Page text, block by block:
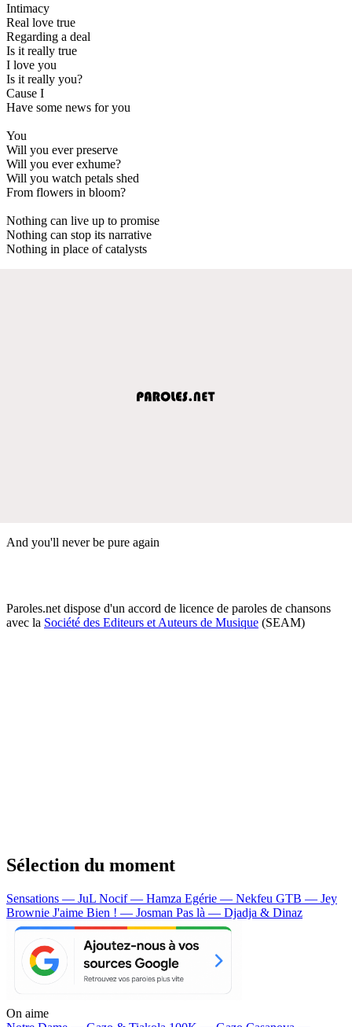
Intimacy
Real love true
Regarding a deal
Is it really true
I love you
Is it really you?
Cause I
Have some news for you
You
Will you ever preserve
Will you ever exhume?
Will you watch petals shed
From flowers in bloom?
Nothing can live up to promise
Nothing can stop its narrative
Nothing in place of catalysts
And you'll never be pure again
Paroles.net dispose d'un accord de licence de paroles de chansons
avec la Société des Editeurs et Auteurs de Musique (SEAM)
Sélection du moment
Sensations — JuL Nocif — Hamza Egérie — Nekfeu GTB — Jey
Brownie J'aime Bien ! — Josman Pas là — Djadja & Dinaz
On aime